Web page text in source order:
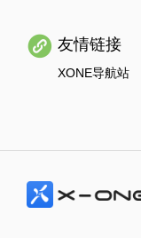
友情链接
XONE导航站